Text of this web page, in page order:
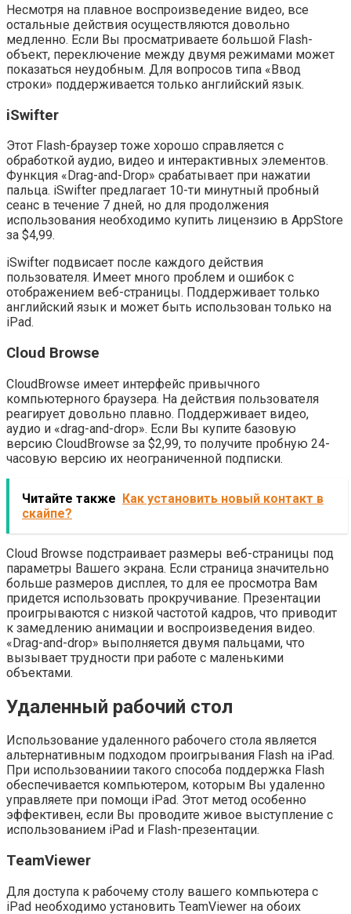
Несмотря на плавное воспроизведение видео, все
остальные действия осуществляются довольно
медленно. Если Вы просматриваете большой Flash-
объект, переключение между двумя режимами может
показаться неудобным. Для вопросов типа «Ввод
строки» поддерживается только английский язык.
iSwifter
Этот Flash-браузер тоже хорошо справляется с
обработкой аудио, видео и интерактивных элементов.
Функция «Drag-and-Drop» срабатывает при нажатии
пальца. iSwifter предлагает 10-ти минутный пробный
сеанс в течение 7 дней, но для продолжения
использования необходимо купить лицензию в AppStore
за $4,99.
iSwifter подвисает после каждого действия
пользователя. Имеет много проблем и ошибок с
отображением веб-страницы. Поддерживает только
английский язык и может быть использован только на
iPad.
Cloud Browse
CloudBrowse имеет интерфейс привычного
компьютерного браузера. На действия пользователя
реагирует довольно плавно. Поддерживает видео,
аудио и «drag-and-drop». Если Вы купите базовую
версию CloudBrowse за $2,99, то получите пробную 24-
часовую версию их неограниченной подписки.
Читайте также Как установить новый контакт в
скайпе?
Cloud Browse подстраивает размеры веб-страницы под
параметры Вашего экрана. Если страница значительно
больше размеров дисплея, то для ее просмотра Вам
придется использовать прокручивание. Презентации
проигрываются с низкой частотой кадров, что приводит
к замедлению анимации и воспроизведения видео.
«Drag-and-drop» выполняется двумя пальцами, что
вызывает трудности при работе с маленькими
объектами.
Удаленный рабочий стол
Использование удаленного рабочего стола является
альтернативным подходом проигрывания Flash на iPad.
При использованиии такого способа поддержка Flash
обеспечивается компьютером, которым Вы удаленно
управляете при помощи iPad. Этот метод особенно
эффективен, если Вы проводите живое выступление с
использованием iPad и Flash-презентации.
TeamViewer
Для доступа к рабочему столу вашего компьютера с
iPad необходимо установить TeamViewer на обоих